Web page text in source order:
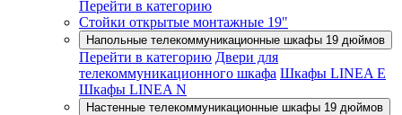
Перейти в категорию
Стойки открытые монтажные 19"
Напольные телекоммуникационные шкафы 19 дюймов
Перейти в категорию Двери для
телекоммуникационного шкафа Шкафы LINEA E
Шкафы LINEA N
Настенные телекоммуникационные шкафы 19 дюймов